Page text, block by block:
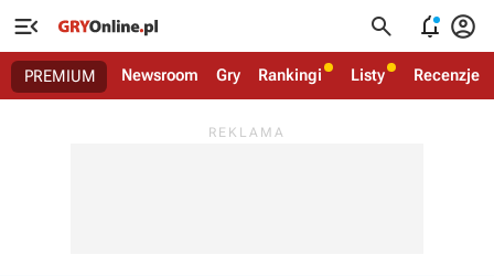
   
PREMIUM Newsroom Gry Rankingi Listy Recenzje